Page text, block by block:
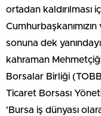
ortadan kaldırılması
sonuna dek
kahraman
Borsalar Birliği
Ticaret Borsası
'Bursa iş dünyası